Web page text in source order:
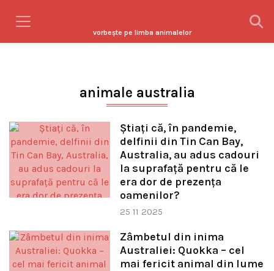
vorbeşte pe limba animalelor
animale australia
Știați că, în pandemie,
delfinii din Tin Can Bay,
Australia, au adus cadouri
la suprafață pentru că le
era dor de prezența
oamenilor?
25 11 2025
Zâmbetul din inima
Australiei: Quokka – cel
mai fericit animal din lume